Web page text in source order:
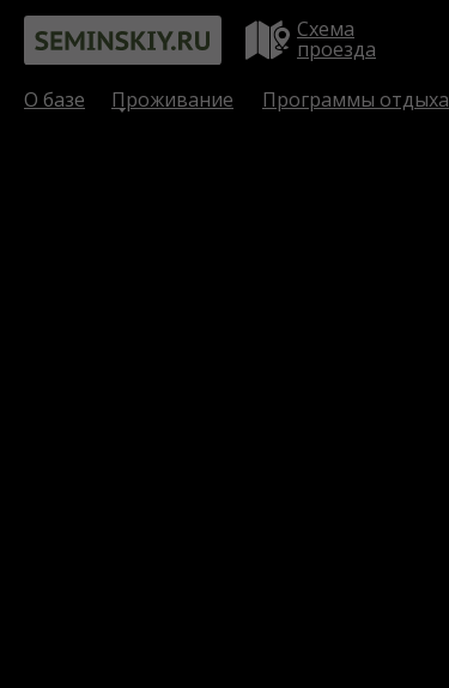
Программы отдыха
Проживание
Схема
проезда
О базе